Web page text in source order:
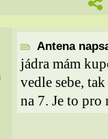
Antena
jádra mám
vedle sebe,
na 7. Je to pro